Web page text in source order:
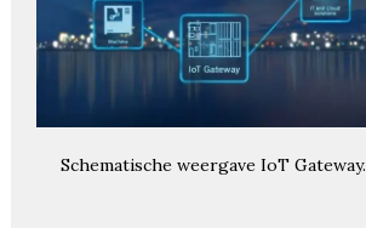
Schematische weergave IoT Gateway.